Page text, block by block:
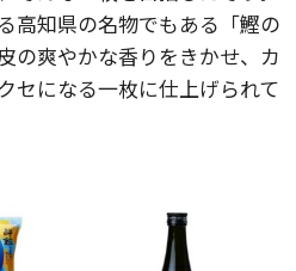
高知県の名物でもある「鰹の
の爽やかな香りをきかせ、カ
セになる一枚に仕上げられて